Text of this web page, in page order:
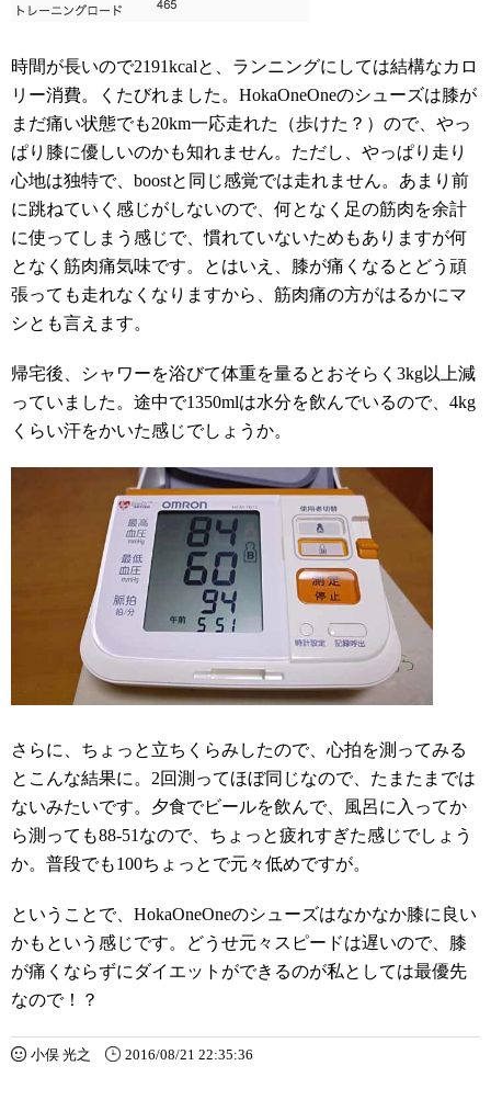
時間が長いので2191kcalと、ランニングにしては結構なカロ
リー消費。くたびれました。HokaOneOneのシューズは膝が
まだ痛い状態でも20km一応走れた（歩けた？）ので、やっ
ぱり膝に優しいのかも知れません。ただし、やっぱり走り
心地は独特で、boostと同じ感覚では走れません。あまり前
に跳ねていく感じがしないので、何となく足の筋肉を余計
に使ってしまう感じで、慣れていないためもありますが何
となく筋肉痛気味です。とはいえ、膝が痛くなるとどう頑
張っても走れなくなりますから、筋肉痛の方がはるかにマ
シとも言えます。
帰宅後、シャワーを浴びて体重を量るとおそらく3kg以上減
っていました。途中で1350mlは水分を飲んでいるので、4kg
くらい汗をかいた感じでしょうか。
さらに、ちょっと立ちくらみしたので、心拍を測ってみる
とこんな結果に。2回測ってほぼ同じなので、たまたまでは
ないみたいです。夕食でビールを飲んで、風呂に入ってか
ら測っても88-51なので、ちょっと疲れすぎた感じでしょう
か。普段でも100ちょっとで元々低めですが。
ということで、HokaOneOneのシューズはなかなか膝に良い
かもという感じです。どうせ元々スピードは遅いので、膝
が痛くならずにダイエットができるのが私としては最優先
なので！？
小俣 光之 2016/08/21 22:35:36